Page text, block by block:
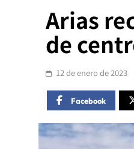
Arias
de
12 de enero de 2023
Facebook